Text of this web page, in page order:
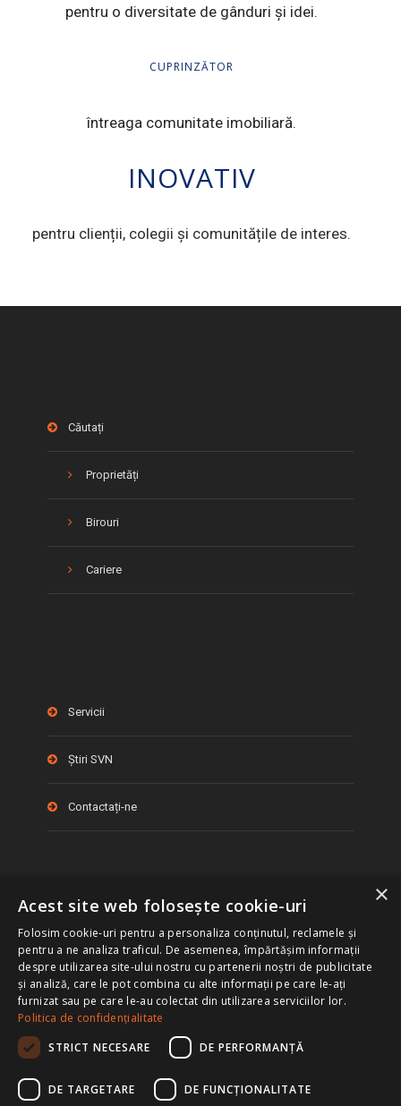
pentru o diversitate de gânduri și idei.
CUPRINZĂTOR
întreaga comunitate imobiliară.
INOVATIV
pentru clienții, colegii și comunitățile de interes.
Căutați
Proprietăți
Birouri
Cariere
Servicii
Știri SVN
Contactați-ne
COPYRIGHT © 2019-2026 SVN ROMANIA. TOATE DREPTURILE
Informare |Politica de Confidențialitate și Termeni de Utilizare
×
Acest site web folosește cookie-uri
Folosim cookie-uri pentru a personaliza conținutul, reclamele și
pentru a ne analiza traficul. De asemenea, împărtășim informații
despre utilizarea site-ului nostru cu partenerii noștri de publicitate
și analiză, care le pot combina cu alte informații pe care le-ați
furnizat sau pe care le-au colectat din utilizarea serviciilor lor.
Politica de confidențialitate
STRICT NECESARE
DE PERFORMANȚĂ
DE TARGETARE DE FUNCŢIONALITATE